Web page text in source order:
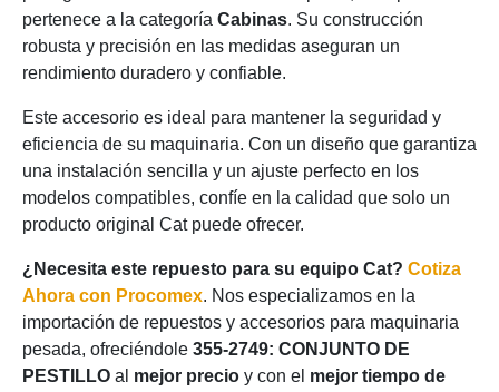
pertenece a la categoría Cabinas. Su construcción
robusta y precisión en las medidas aseguran un
rendimiento duradero y confiable.
Este accesorio es ideal para mantener la seguridad y
eficiencia de su maquinaria. Con un diseño que garantiza
una instalación sencilla y un ajuste perfecto en los
modelos compatibles, confíe en la calidad que solo un
producto original Cat puede ofrecer.
¿Necesita este repuesto para su equipo Cat? Cotiza
Ahora con Procomex. Nos especializamos en la
importación de repuestos y accesorios para maquinaria
pesada, ofreciéndole 355-2749: CONJUNTO DE
PESTILLO al mejor precio y con el mejor tiempo de